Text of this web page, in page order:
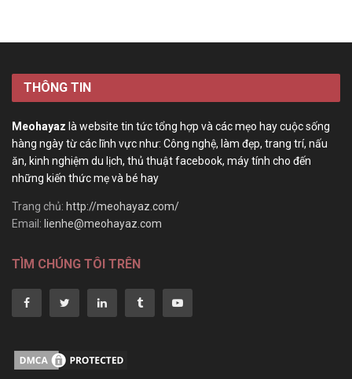
THÔNG TIN
Meohayaz là website tin tức tổng hợp và các mẹo hay cuộc sống
hàng ngày từ các lĩnh vực như: Công nghệ, làm đẹp, trang trí, nấu
ăn, kinh nghiệm du lịch, thủ thuật facebook, máy tính cho đến
những kiến thức mẹ và bé hay
Trang chủ: http://meohayaz.com/
Email: lienhe@meohayaz.com
TÌM CHÚNG TÔI TRÊN